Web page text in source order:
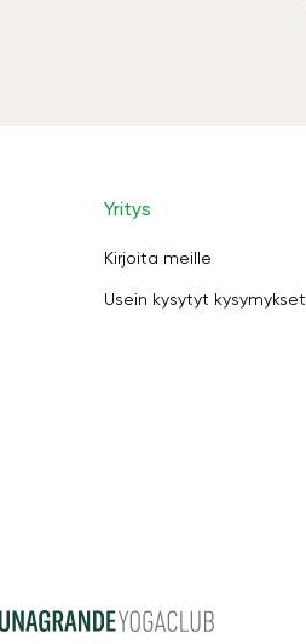
Yritys
Kirjoita meille
Usein kysytyt kysymykset